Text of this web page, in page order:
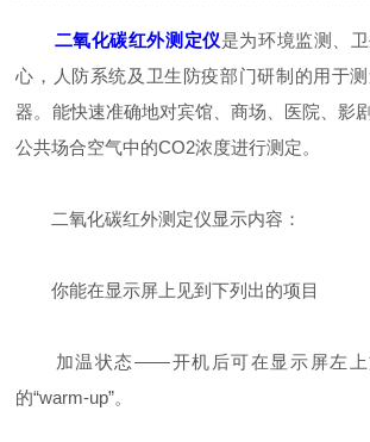
二氧化碳红外测定仪是为环境监测、
心，人防系统及卫生防疫部门研制的用于
器。能快速准确地对宾馆、商场、医院、影
公共场合空气中的CO2浓度进行测定。
二氧化碳红外测定仪显示内容：
你能在显示屏上见到下列出的项目
加温状态——开机后可在显示屏左上
的“warm-up”。